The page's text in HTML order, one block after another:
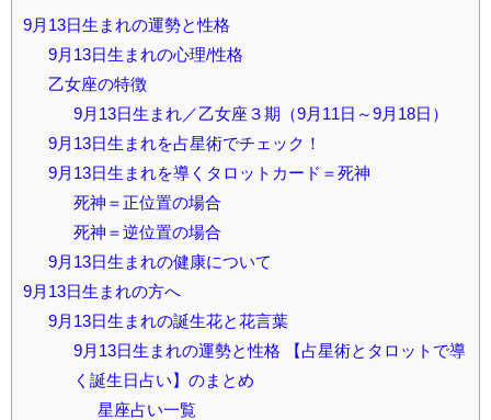
9月13日生まれの運勢と性格
9月13日生まれの心理/性格
乙女座の特徴
9月13日生まれ／乙女座３期（9月11日～9月18日）
9月13日生まれを占星術でチェック！
9月13日生まれを導くタロットカード＝死神
死神＝正位置の場合
死神＝逆位置の場合
9月13日生まれの健康について
9月13日生まれの方へ
9月13日生まれの誕生花と花言葉
9月13日生まれの運勢と性格 【占星術とタロットで導
く誕生日占い】のまとめ
星座占い一覧